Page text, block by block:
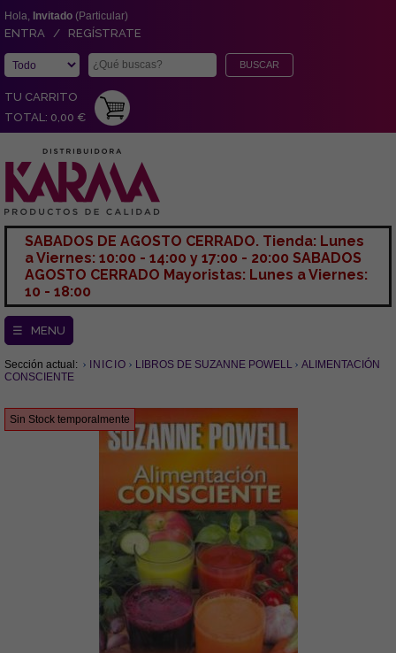
Hola, Invitado (Particular)
ENTRA / REGÍSTRATE
TU CARRITO
TOTAL: 0,00 €
SABADOS DE AGOSTO CERRADO. Tienda: Lunes
a Viernes: 10:00 - 14:00 y 17:00 - 20:00 SABADOS
AGOSTO CERRADO Mayoristas: Lunes a Viernes:
10 - 18:00
☰ MENU
Sección actual: INICIO LIBROS DE SUZANNE POWELL
ALIMENTACIÓN
CONSCIENTE
Sin Stock temporalmente